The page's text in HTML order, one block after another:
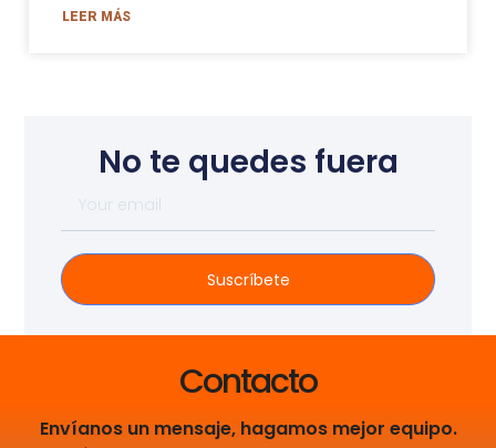
LEER MÁS
No te quedes fuera
Suscríbete
Contacto
Envíanos un mensaje, hagamos mejor equipo.